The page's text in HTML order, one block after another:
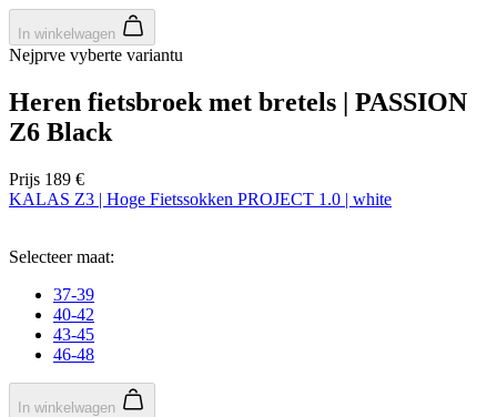
In winkelwagen
Nejprve vyberte variantu
Heren fietsbroek met bretels | PASSION
Z6 Black
Prijs 189 €
KALAS Z3 | Hoge Fietssokken PROJECT 1.0 | white
Selecteer maat:
37-39
40-42
43-45
46-48
In winkelwagen